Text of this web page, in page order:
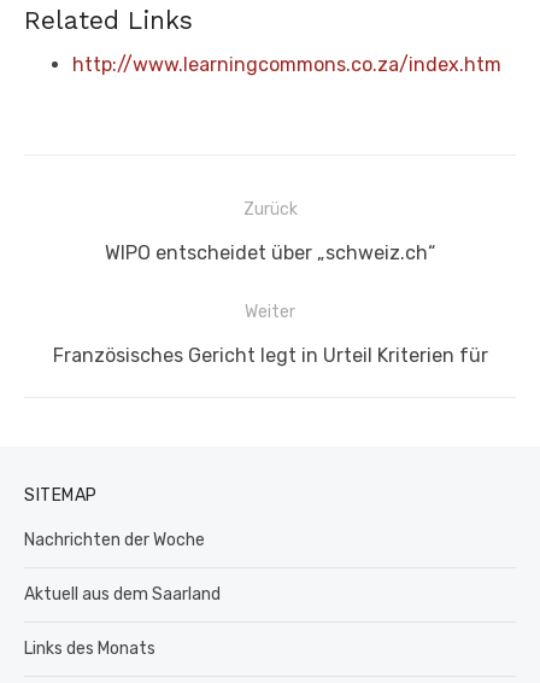
Related Links
http://www.learningcommons.co.za/index.htm
Beitragsnavigation
Zurück
Vorheriger
WIPO entscheidet über „schweiz.ch“
Weiter
Nächster
Französisches Gericht legt in Urteil Kriterien für
SITEMAP
Nachrichten der Woche
Aktuell aus dem Saarland
Links des Monats